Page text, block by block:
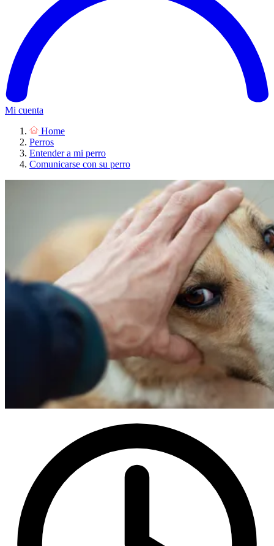
Mi cuenta
Home
Perros
Entender a mi perro
Comunicarse con su perro